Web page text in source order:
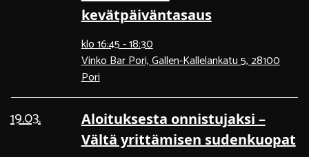
kevätpäiväntasaus
klo 16:45 - 18:30
Vinko Bar Pori, Gallen-Kallelankatu 5, 28100
Pori
19.03.
Aloituksesta onnistujaksi –
Vältä yrittämisen sudenkuopat